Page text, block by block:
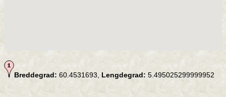
Breddegrad: 60.4531693, Lengdegrad: 5.495025299999952